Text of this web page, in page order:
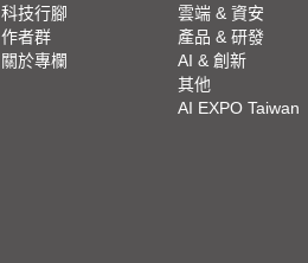
科技行腳
作者群
關於專欄
雲端 & 資安
產品 & 研發
AI & 創新
其他
AI EXPO Taiwan